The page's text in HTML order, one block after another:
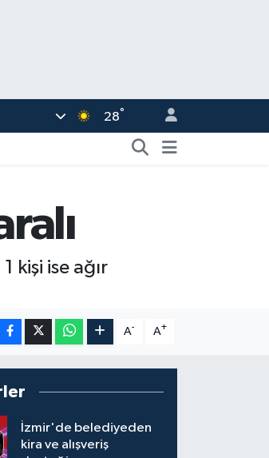
28°
kişi ise ağır
A- A+
İzmir'de belediyeden
kira ve alışveriş